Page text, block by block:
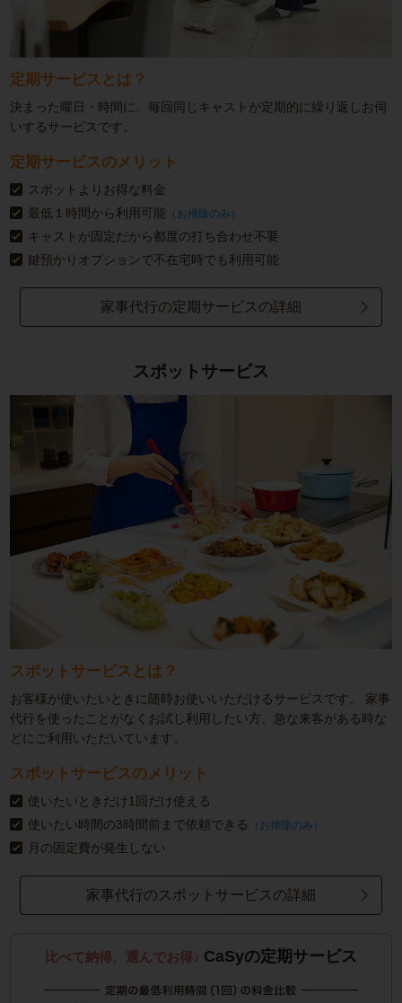
定期サービスとは？
決まった曜日・時間に、毎回同じキャストが定期的に繰り返しお伺
いするサービスです。
定期サービスのメリット
スポットよりお得な料金
最低１時間から利用可能 （お掃除のみ）
キャストが固定だから都度の打ち合わせ不要
鍵預かりオプションで不在宅時でも利用可能
家事代行の定期サービスの詳細
スポットサービス
スポットサービスとは？
お客様が使いたいときに随時お使いいただけるサービスです。
家事
代行を使ったことがなくお試し利用したい方、急な来客がある時な
どにご利用いただいています。
スポットサービスのメリット
使いたいときだけ1回だけ使える
使いたい時間の3時間前まで依頼できる
（お掃除のみ）
月の固定費が発生しない
家事代行のスポットサービスの詳細
比べて納得、選んでお得♪ CaSyの定期サービス